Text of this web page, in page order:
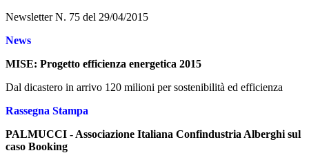
Newsletter N. 75 del 29/04/2015
News
MISE: Progetto efficienza energetica 2015
Dal dicastero in arrivo 120 milioni per sostenibilità ed efficienza
Rassegna Stampa
PALMUCCI - Associazione Italiana Confindustria Alberghi sul
caso Booking